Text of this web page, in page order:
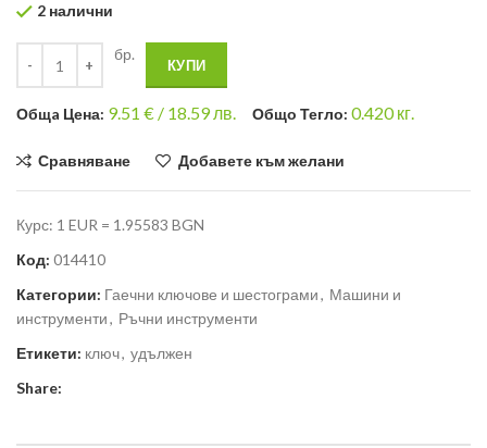
2 налични
бр.
КУПИ
Общa Цена: 9.51 € / 18.59 лв. Общо Тегло: 0.420кг.
Сравняване Добавете към желани
Курс: 1 EUR = 1.95583 BGN
Код: 014410
Категории: Гаечни ключове и шестограми, Машини и
инструменти, Ръчни инструменти
Етикети: ключ, удължен
Share: